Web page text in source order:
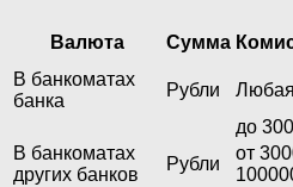
Валюта Сумма
В банкоматах
банка
Рубли Любая
В банкоматах
других банков
Рубли
до
от